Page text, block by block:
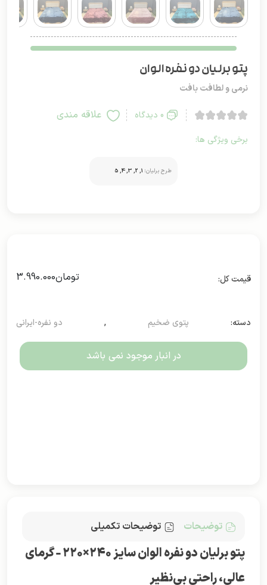
پتو برلیان دو نفره الوان
نرمی و لطافت بافت
0 دیدگاه علاقه مندی
برخی ویژگی ها:
طرح برلیان: 1, 2, 3, 4, 5
تومان3.990.000
دسته: پتوی ضخیم , دو نفره-ایرانی
در انبار موجود نمی باشد
توضیحات توضیحات تکمیلی
پتو برلیان دو نفره الوان سایز ۲۴۰×۲۲۰ – گرمای
عالی، راحتی بی‌نظیر